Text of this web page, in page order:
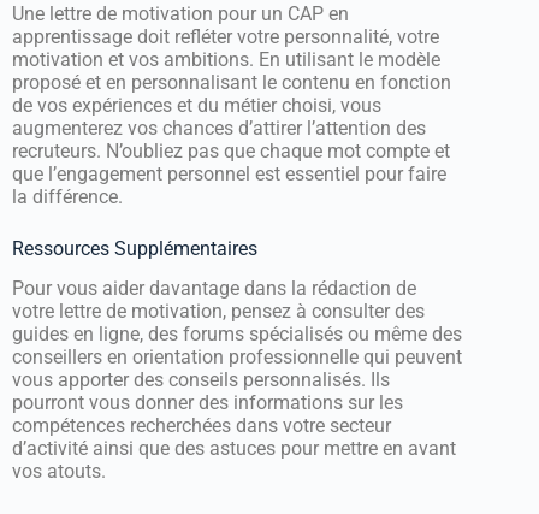
Une lettre de motivation pour un CAP en
apprentissage doit refléter votre personnalité, votre
motivation et vos ambitions. En utilisant le modèle
proposé et en personnalisant le contenu en fonction
de vos expériences et du métier choisi, vous
augmenterez vos chances d’attirer l’attention des
recruteurs. N’oubliez pas que chaque mot compte et
que l’engagement personnel est essentiel pour faire
la différence.
Ressources Supplémentaires
Pour vous aider davantage dans la rédaction de
votre lettre de motivation, pensez à consulter des
guides en ligne, des forums spécialisés ou même des
conseillers en orientation professionnelle qui peuvent
vous apporter des conseils personnalisés. Ils
pourront vous donner des informations sur les
compétences recherchées dans votre secteur
d’activité ainsi que des astuces pour mettre en avant
vos atouts.